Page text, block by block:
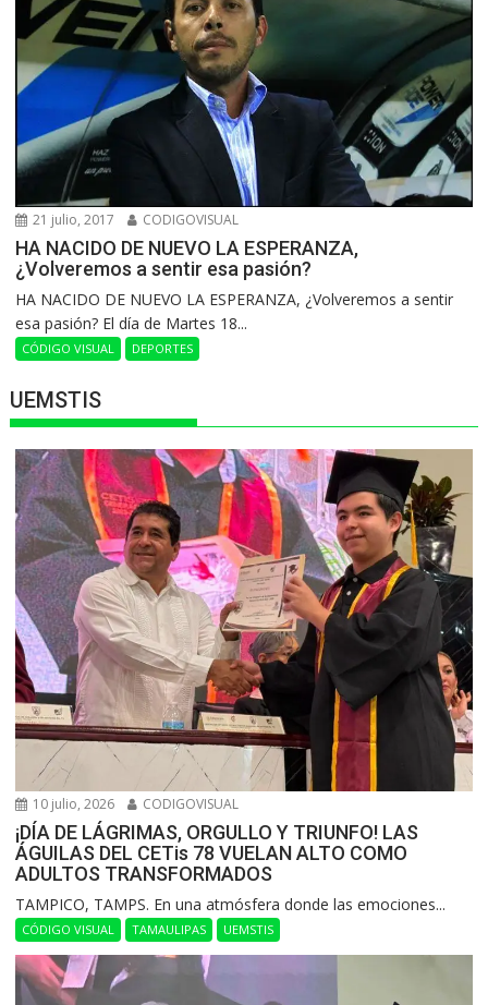
21 julio, 2017 CODIGOVISUAL
HA NACIDO DE NUEVO LA ESPERANZA,
¿Volveremos a sentir esa pasión?
HA NACIDO DE NUEVO LA ESPERANZA, ¿Volveremos a sentir
esa pasión? El día de Martes 18...
CÓDIGO VISUAL DEPORTES
UEMSTIS
10 julio, 2026 CODIGOVISUAL
¡DÍA DE LÁGRIMAS, ORGULLO Y TRIUNFO! LAS
ÁGUILAS DEL CETis 78 VUELAN ALTO COMO
ADULTOS TRANSFORMADOS
​TAMPICO, TAMPS. En una atmósfera donde las emociones...
CÓDIGO VISUAL TAMAULIPAS UEMSTIS